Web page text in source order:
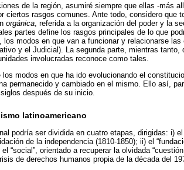
de la región, asumiré siempre que ellas -más
ciertos rasgos comunes. Ante todo, considero que
orgánica, referida a la organización del poder y la
partes define los rasgos principales de lo que
los modos en que van a funcionar y relacionarse
y el Judicial). La segunda parte, mientras tanto,
involucradas reconoce como tales.
modos en que ha ido evolucionando el
permanecido y cambiado en el mismo. Ello así,
después de su inicio.
latinoamericano
podría ser dividida en cuatro etapas, dirigidas: i) el
de la independencia (1810-1850); ii) el
“social”, orientado a recuperar la olvidada
de derechos humanos propia de la década del